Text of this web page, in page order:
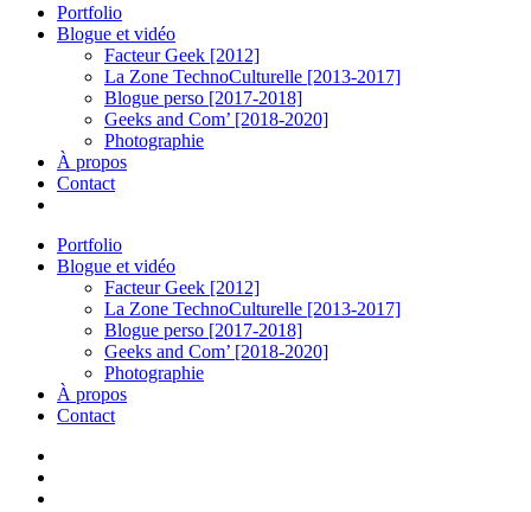
Menu
Portfolio
Blogue et vidéo
Facteur Geek [2012]
La Zone TechnoCulturelle [2013-2017]
Blogue perso [2017-2018]
Geeks and Com’ [2018-2020]
Photographie
À propos
Contact
Portfolio
Blogue et vidéo
Facteur Geek [2012]
La Zone TechnoCulturelle [2013-2017]
Blogue perso [2017-2018]
Geeks and Com’ [2018-2020]
Photographie
À propos
Contact